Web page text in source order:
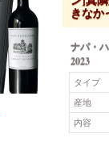
きな
ナパ・
2023
タイプ
産地
内容